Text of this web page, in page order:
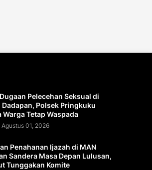
Pelecehan Seksual di
Dadapan, Polsek Pringkuku
Warga Tetap Waspada
Agustus 01, 2026
Penahanan Ijazah di MAN
Sandera Masa Depan Lulusan,
Tunggakan Komite